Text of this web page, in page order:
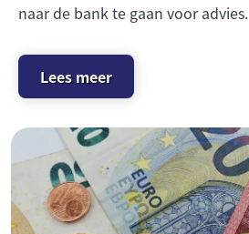
naar de bank te gaan voor advies.
Lees meer